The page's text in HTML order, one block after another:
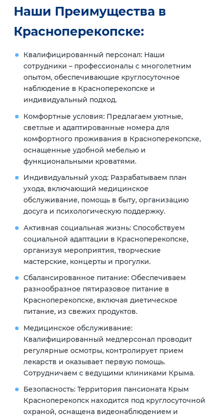
Наши Преимущества в
Красноперекопске:
Квалифицированный персонал: Наши
сотрудники – профессионалы с многолетним
опытом, обеспечивающие круглосуточное
наблюдение в Красноперекопске и
индивидуальный подход.
Комфортные условия: Предлагаем уютные,
светлые и адаптированные номера для
комфортного проживания в Красноперекопске,
оснащенные удобной мебелью и
функциональными кроватями.
Индивидуальный уход: Разрабатываем план
ухода, включающий медицинское
обслуживание, помощь в быту, организацию
досуга и психологическую поддержку.
Активная социальная жизнь: Способствуем
социальной адаптации в Красноперекопске,
организуя мероприятия, творческие
мастерские, концерты и прогулки.
Сбалансированное питание: Обеспечиваем
разнообразное пятиразовое питание в
Красноперекопске, включая диетическое
питание, из свежих продуктов.
Медицинское обслуживание:
Квалифицированный медперсонал проводит
регулярные осмотры, контролирует прием
лекарств и оказывает первую помощь.
Сотрудничаем с ведущими клиниками Крыма.
Безопасность: Территория пансионата Крым
Красноперекопск находится под круглосуточной
охраной, оснащена видеонаблюдением и